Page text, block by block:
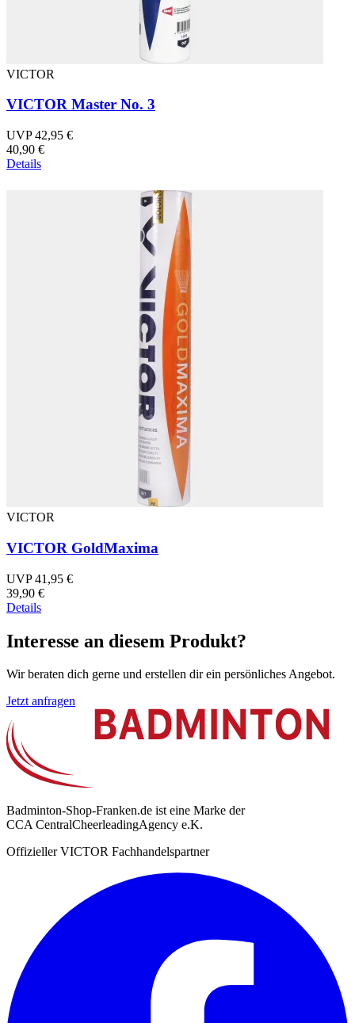
VICTOR
VICTOR Master No. 3
UVP 42,95 €
40,90 €
Details
VICTOR
VICTOR GoldMaxima
UVP 41,95 €
39,90 €
Details
Interesse an diesem Produkt?
Wir beraten dich gerne und erstellen dir ein persönliches Angebot.
Jetzt anfragen
Badminton-Shop-Franken.de ist eine Marke der
CCA CentralCheerleadingAgency e.K.
Offizieller VICTOR Fachhandelspartner